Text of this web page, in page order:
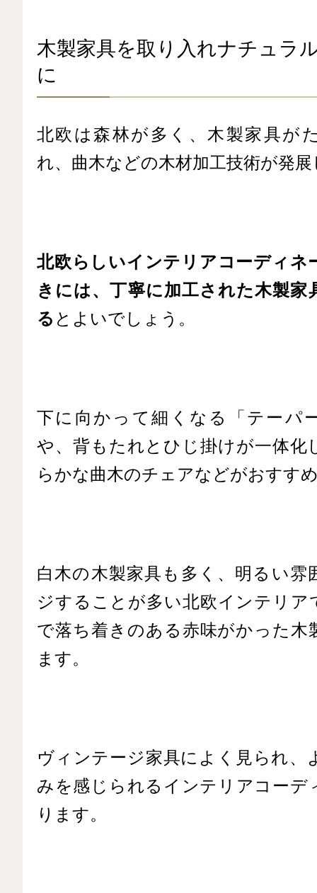
木製家具を取り入れナチュラ
に
北欧は森林が多く、木製家具が
れ、曲木などの木材加工技術が発
北欧らしいインテリアコーディネ
きには、丁寧に加工された木製家
る とよいでしょう。
下に向かって細くなる「テーパ
や、背もたれとひじ掛けが一体化
らかな曲木のチェアなどがおすす
白木の木製家具も多く、明るい雰
ジすることが多い北欧インテリア
で落ち着きのある赤味がかった木
ます。
ヴィンテージ家具によく見られ、
みを感じられるインテリアコーデ
ります。